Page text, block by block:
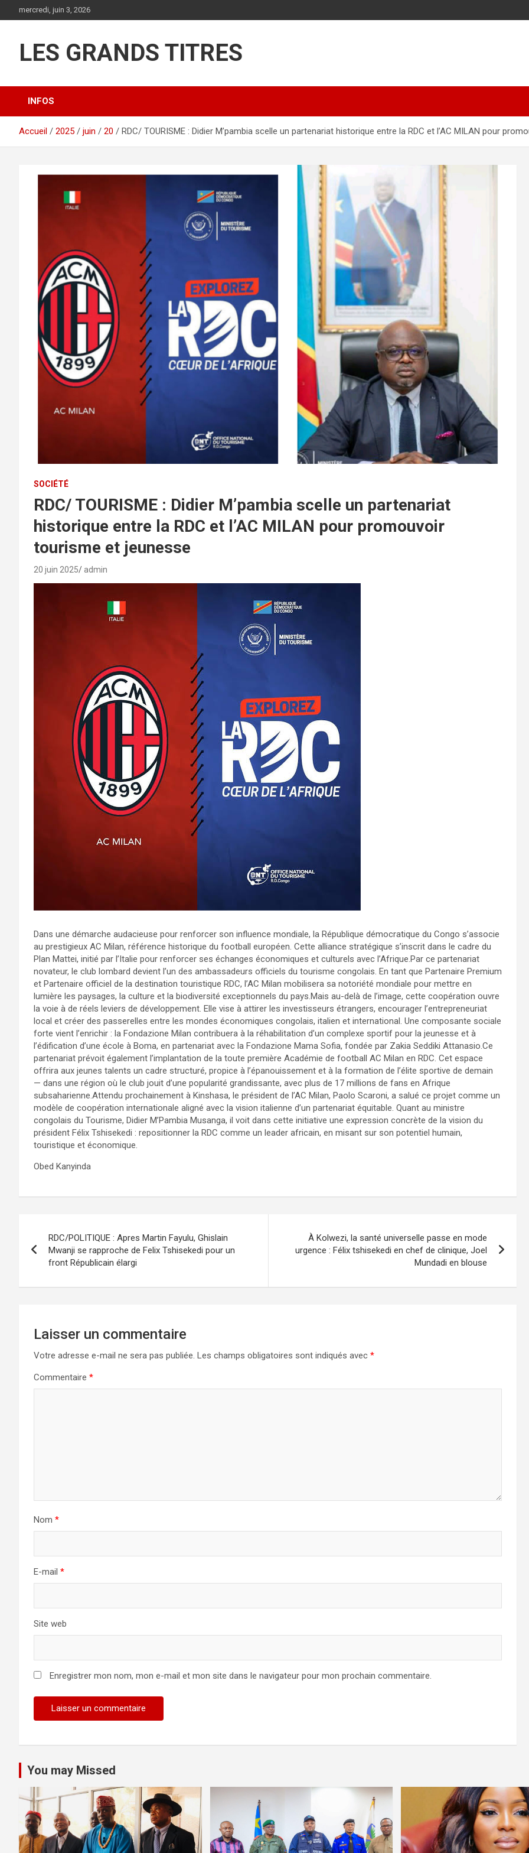
au
mercredi, juin 3, 2026
LES GRANDS TITRES
INFOS
Accueil 2025 juin 20 RDC/ TOURISME : Didier M’pambia scelle un partenariat historique entre la RDC et l’AC MILAN pour
SOCIÉTÉ
RDC/ TOURISME : Didier M’pambia scelle un partenariat
historique entre la RDC et l’AC MILAN pour promouvoir
tourisme et jeunesse
20 juin 2025 admin
Dans une démarche audacieuse pour renforcer son influence mondiale, la République démocratique du Congo s’associe
au prestigieux AC Milan, référence historique du football européen. Cette alliance stratégique s’inscrit dans le cadre du
Plan Mattei, initié par l’Italie pour renforcer ses échanges économiques et culturels avec l’Afrique.Par ce partenariat
novateur, le club lombard devient l’un des ambassadeurs officiels du tourisme congolais. En tant que Partenaire Premium
et Partenaire officiel de la destination touristique RDC, l’AC Milan mobilisera sa notoriété mondiale pour mettre en
lumière les paysages, la culture et la biodiversité exceptionnels du pays.Mais au-delà de l’image, cette coopération ouvre
la voie à de réels leviers de développement. Elle vise à attirer les investisseurs étrangers, encourager l’entrepreneuriat
local et créer des passerelles entre les mondes économiques congolais, italien et international. Une composante sociale
forte vient l’enrichir : la Fondazione Milan contribuera à la réhabilitation d’un complexe sportif pour la jeunesse et à
l’édification d’une école à Boma, en partenariat avec la Fondazione Mama Sofia, fondée par Zakia Seddiki Attanasio.Ce
partenariat prévoit également l’implantation de la toute première Académie de football AC Milan en RDC. Cet espace
offrira aux jeunes talents un cadre structuré, propice à l’épanouissement et à la formation de l’élite sportive de demain
— dans une région où le club jouit d’une popularité grandissante, avec plus de 17 millions de fans en Afrique
subsaharienne.Attendu prochainement à Kinshasa, le président de l’AC Milan, Paolo Scaroni, a salué ce projet comme un
modèle de coopération internationale aligné avec la vision italienne d’un partenariat équitable. Quant au ministre
congolais du Tourisme, Didier M’Pambia Musanga, il voit dans cette initiative une expression concrète de la vision du
président Félix Tshisekedi : repositionner la RDC comme un leader africain, en misant sur son potentiel humain,
touristique et économique.
Obed Kanyinda
de
RDC/POLITIQUE : Apres Martin Fayulu, Ghislain
Mwanji se rapproche de Felix Tshisekedi pour un
front Républicain élargi
À Kolwezi, la santé universelle passe en mode
urgence : Félix tshisekedi en chef de clinique, Joel
Mundadi en blouse
Laisser un commentaire
Votre adresse e-mail ne sera pas publiée. Les champs obligatoires sont indiqués avec *
Commentaire *
Nom *
E-mail *
Site web
Enregistrer mon nom, mon e-mail et mon site dans le navigateur pour mon prochain commentaire.
You may Missed